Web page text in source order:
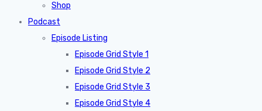
Shop
Podcast
Episode Listing
Episode Grid Style 1
Episode Grid Style 2
Episode Grid Style 3
Episode Grid Style 4